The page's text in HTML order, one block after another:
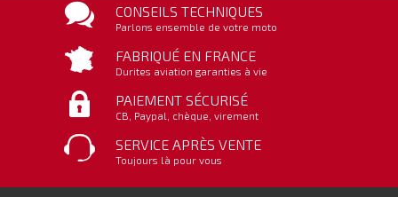
CONSEILS TECHNIQUES
Parlons ensemble de votre moto
FABRIQUÉ EN FRANCE
Durites aviation garanties à vie
PAIEMENT SÉCURISÉ
CB, Paypal, chèque, virement
SERVICE APRÈS VENTE
Toujours là pour vous